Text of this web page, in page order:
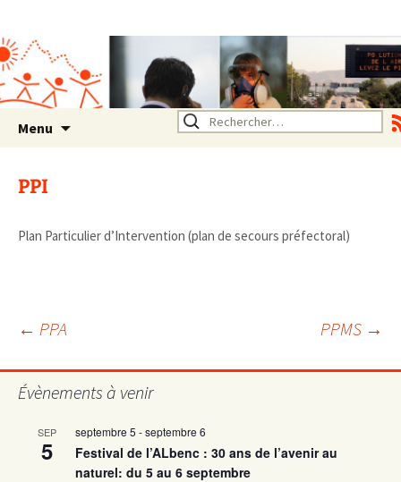
Rhône Alpes
Un environnement sain pour
la santé de tous
Menu Rechercher :
PPI
Plan Particulier d’Intervention (plan de secours préfectoral)
Navigation
des
articles
← PPA PPMS →
Évènements à venir
SEP
5
septembre 5 -septembre 6
Festival de l’ALbenc : 30 ans de l’avenir au
naturel: du 5 au 6 septembre